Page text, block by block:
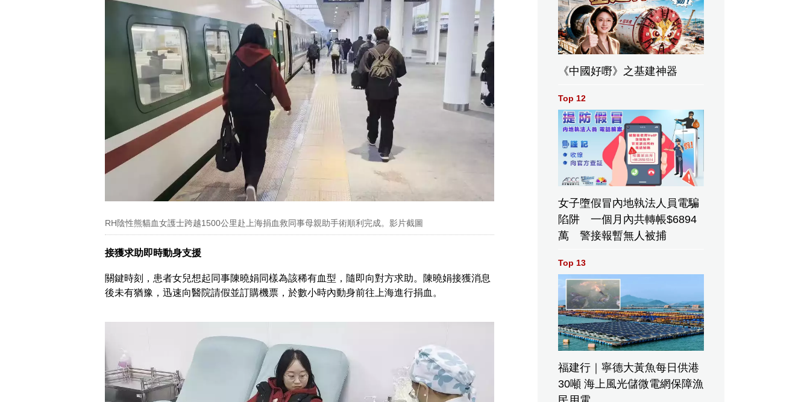
RH陰性熊貓血女護士跨越1500公里赴上海捐血救同事母親助手術順利完成。影片截圖
接獲求助即時動身支援
關鍵時刻，患者女兒想起同事陳曉娟同樣為該稀有血型，隨即向對方求助。陳曉娟接獲消息
後未有猶豫，迅速向醫院請假並訂購機票，於數小時內動身前往上海進行捐血。
《中國好嘢》之基建神器
Top 12
女子墮假冒內地執法人員電騙
陷阱 一個月內共轉帳$6894
萬 警接報暫無人被捕
Top 13
福建行｜寧德大黃魚每日供港
30噸 海上風光儲微電網保障漁